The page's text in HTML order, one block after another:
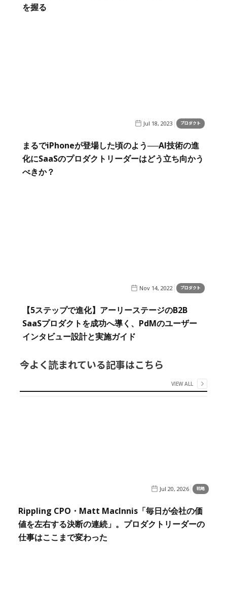
を握る
Jul 18, 2023 プロダクト
まるでiPhoneが登場した頃のよう──AI技術の進
化にSaaSのプロダクトリーダーはどう立ち向かう
べきか？
Nov 14, 2022 プロダクト
【5ステップで進化】アーリーステージのB2B
SaaSプロダクトを成功へ導く、PdMのユーザー
インタビュー設計と実施ガイド
今よく読まれている記事はこちら
VIEW ALL
Jul 20, 2026 戦略
Rippling CPO・Matt MacInnis「毎日が会社の価
値を左右する決断の連続」。プロダクトリーダーの
仕事はここまで変わった